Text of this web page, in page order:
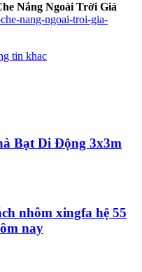
Nắng Ngoài Trời Giá
nang-ngoai-troi-gia-
tin khac
Bạt Di Động 3x3m
nhôm xingfa hệ 55
nay